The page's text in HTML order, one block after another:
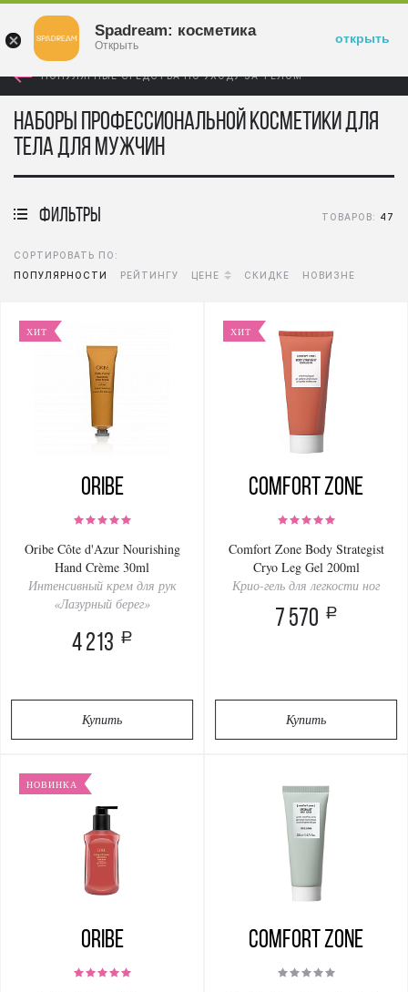
ПОПУЛЯРНЫЕ СРЕДСТВА ПО УХОДУ ЗА ТЕЛОМ
Наборы профессиональной косметики для
тела для мужчин
фильтры ТОВАРОВ: 47
СОРТИРОВАТЬ ПО:
ПОПУЛЯРНОСТИ
РЕЙТИНГУ ЦЕНЕ СКИДКЕ НОВИЗНЕ
ХИТ
Oribe
Oribe Côte d'Azur Nourishing
Hand Crème 30ml
Интенсивный крем для рук
«Лазурный берег»
4 213 a
Купить
ХИТ
Comfort Zone
Comfort Zone Body Strategist
Cryo Leg Gel 200ml
Крио-гель для легкости ног
7 570 a
Купить
НОВИНКА
Oribe Comfort Zone
Spadream: косметика
Открыть открыть